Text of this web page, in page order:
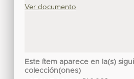
Ver documento
Este ítem aparece en la(s)
colección(ones)